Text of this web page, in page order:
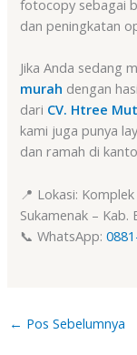
fotocopy sebagai
dan peningkatan
Jika Anda sedang
murah dengan
dari CV. Htree
kami juga punya
dan ramah di
📍 Lokasi:
Sukamenak – Kab.
📞 WhatsApp:
← Pos Sebelumnya